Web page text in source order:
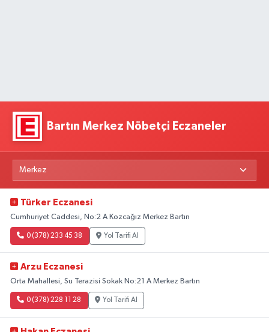
Bartın Merkez Nöbetçi Eczaneler
Türker Eczanesi
Cumhuriyet Caddesi, No:2 A Kozcağız Merkez Bartın
0 (378) 233 45 38 Yol Tarifi Al
Arzu Eczanesi
Orta Mahallesi, Su Terazisi Sokak No:21 A Merkez Bartın
0 (378) 228 11 28 Yol Tarifi Al